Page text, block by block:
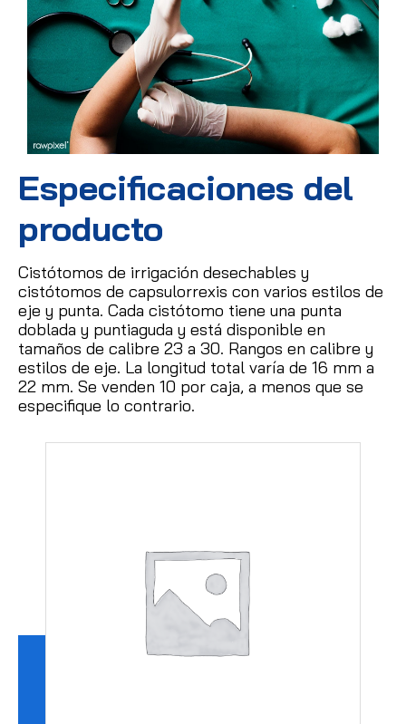
Especificaciones del
producto
Cistótomos de irrigación desechables y
cistótomos de capsulorrexis con varios estilos de
eje y punta. Cada cistótomo tiene una punta
doblada y puntiaguda y está disponible en
tamaños de calibre 23 a 30. Rangos en calibre y
estilos de eje. La longitud total varía de 16 mm a
22 mm. Se venden 10 por caja, a menos que se
especifique lo contrario.